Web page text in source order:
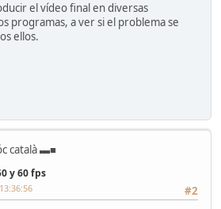
el vídeo final en diversas
programas, a ver si el problema se
ellos.
català ▬■
y 60 fps
#2